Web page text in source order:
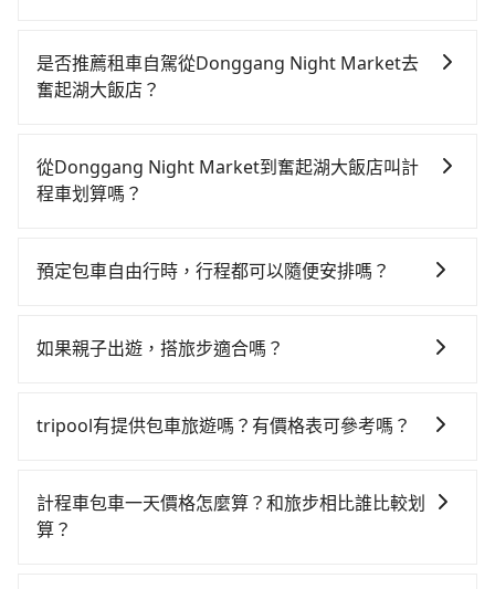
飯店，高鐵較貴、費時，且難叫計程車前往高鐵站！從
最早05:50一直到22:55，左營-嘉義一天最多有60班次高
1,400元、車程約59分鐘。抵達高鐵站後，步行進站、現
場購票並於月台排隊的時間約20分鐘，再乘坐30~35分
車，搭上小黃後約花45分鐘、車費900元後，抵達奮起
花費為1,560元。不過屏東縣領有合法執照的計程車僅有
Donggang Night Market並未位於市區，可能根本無
路。但如果全程使用tripool並到府專車接送，則每人平
均花費約1,450元，費時1小時52分鐘。選擇搭乘高鐵而
是否推薦租車自駕從Donggang Night Market去
奮起湖大飯店？
時不需要閉目養神（因為要自己開車），最重要的是你
當天就要來回，那在屏東路邊可隨租隨借的iRent應該是
Donggang Night Market到奮起湖大飯店的花費預估
小時40元路邊停車費用預估進去，但額外的汽車保險與
較差的車款，如果人數超過四位，更是沒有較大的七人
撞凹的車門仍未被修理，每一次租車都好像在開樂透一
樣。另外，偶爾也會遇到明明已經預約了時間但上一位
從Donggang Night Market到奮起湖大飯店叫計
程車划算嗎？
灣大車隊和Yoxi，如果在路邊攔不到車，也可考慮打電
照里程跳錶計算，價格約為3,110~4,700元間，但如改預
輛，計程車密度為雙北的0.3%，也就是說要臨時叫到小
建議事先做好規劃。再加上屏東縣有些計程車司機不按
錶計費，約有29%會採現場議價，建議最好先上網預
預定包車自由行時，行程都可以隨便安排嗎？
沒有到達海拔1500公里以上的山區，行程都是可以依照
如果親子出遊，搭旅步適合嗎？
椅及兒童用增高墊供您選購(租借300元/個)，讓您和孩子
tripool有提供包車旅遊嗎？有價格表可參考嗎？
Night Market的包車旅遊，從單純的單趟接送到算時間
的計時包車都有，可彈性選擇2~12小時的服務，滿足家
計程車包車一天價格怎麼算？和旅步相比誰比較划
算？